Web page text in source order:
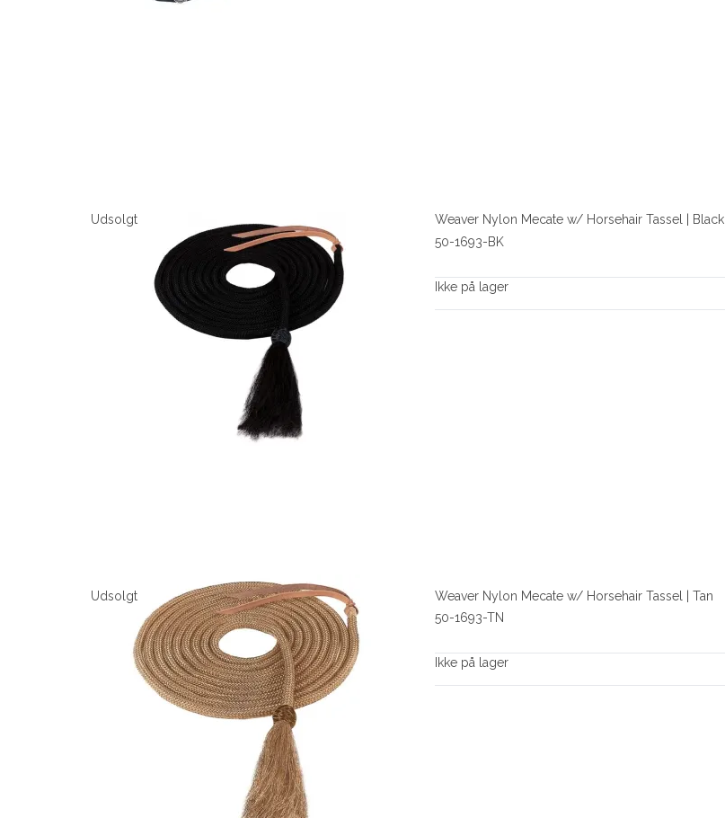
Udsolgt
Weaver Nylon Mecate w/ Horsehair Tassel | Black
50-1693-BK
Ikke på lager
Udsolgt
Weaver Nylon Mecate w/ Horsehair Tassel | Tan
50-1693-TN
Ikke på lager